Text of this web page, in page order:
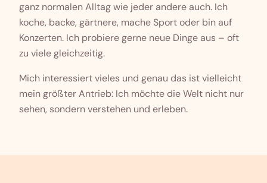
ganz normalen Alltag wie jeder andere auch. Ich
koche, backe, gärtnere, mache Sport oder bin auf
Konzerten. Ich probiere gerne neue Dinge aus – oft
zu viele gleichzeitig.
Mich interessiert vieles und genau das ist vielleicht
mein größter Antrieb: Ich möchte die Welt nicht nur
sehen, sondern verstehen und erleben.